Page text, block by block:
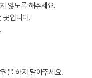
않도록 해주세요.
곳입니다.
을 하지 말아주세요.